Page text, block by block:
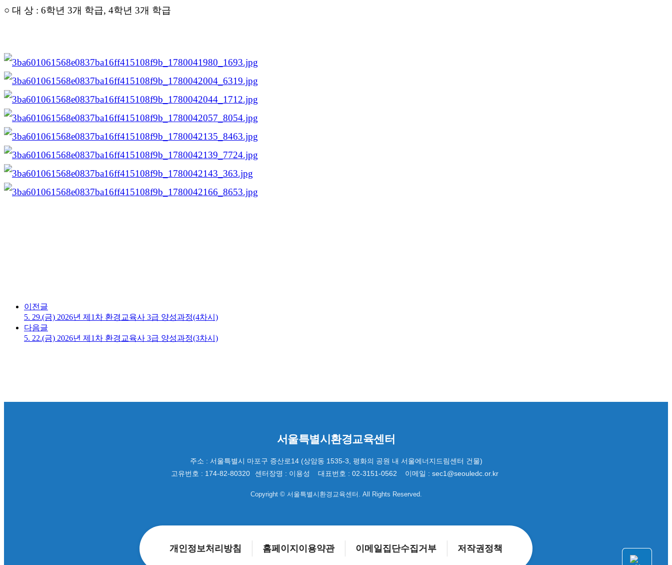
○ 대 상 : 6학년 3개 학급, 4학년 3개 학급
이전글
5. 29.(금) 2026년 제1차 환경교육사 3급 양성과정(4차시)
다음글
5. 22.(금) 2026년 제1차 환경교육사 3급 양성과정(3차시)
서울특별시환경교육센터
주소 : 서울특별시 마포구 증산로14 (상암동 1535-3, 평화의 공원 내 서울에너지드림센터 건물)
고유번호 : 174-82-80320
센터장명 : 이용성 대표번호 : 02-3151-0562 이메일 : sec1@seouledc.or.kr
Copyright © 서울특별시환경교육센터. All Rights Reserved.
개인정보처리방침 홈페이지 이용약관 이메일 집단수집거부 저작권 정책